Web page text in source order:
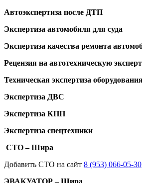
Автоэкспертиза после ДТП
Экспертиза автомобиля для суда
Экспертиза качества ремонта
Рецензия на автотехническую
Техническая экспертиза
Экспертиза ДВС
Экспертиза КПП
Экспертиза спецтехники
СТО – Шира
Добавить СТО на сайт 8 (953) 066-05-30
ЭВАКУАТОР – Шира